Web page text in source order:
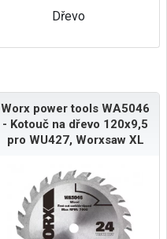
Dřevo
Worx power tools WA5046
- Kotouč na dřevo 120x9,5
pro WU427, Worxsaw XL